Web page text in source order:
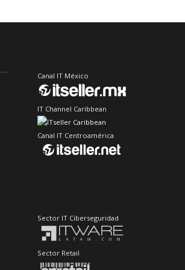
Canal IT México
IT Channel Caribbean
Canal IT Centroamérica
Sector IT Ciberseguridad
Sector Retail